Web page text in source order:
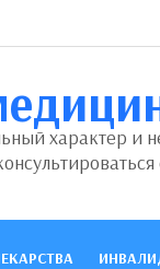
характер и